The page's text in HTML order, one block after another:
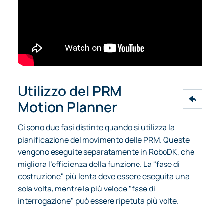
Utilizzo del PRM
Motion Planner
Ci sono due fasi distinte quando si utilizza la
pianificazione del movimento delle PRM. Queste
vengono eseguite separatamente in RoboDK, che
migliora l'efficienza della funzione. La "fase di
costruzione" più lenta deve essere eseguita una
sola volta, mentre la più veloce "fase di
interrogazione" può essere ripetuta più volte.